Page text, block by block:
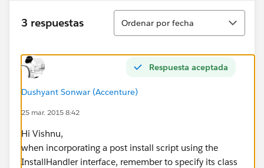
mail = new Messaging.SingleEmailMessage();
mail.setToAddresses(toAddresses);
mail.setSenderDisplayName('Twins Package
installed');
mail.setSubject('New user install successful');
mail.setPlainTextBody('Username : '+
'\n' +'Email : ' + u.email);
Messaging.sendEmail(new Messaging.Email[] {
mail });
}
3 respuestas
Ordenar
Ordenar por fecha
Respuesta aceptada
Dushyant Sonwar (Accenture)
25 mar. 2015 8:42
Hi Vishnu,
when incorporating a post install script using the
InstallHandler interface, remember to specify its class